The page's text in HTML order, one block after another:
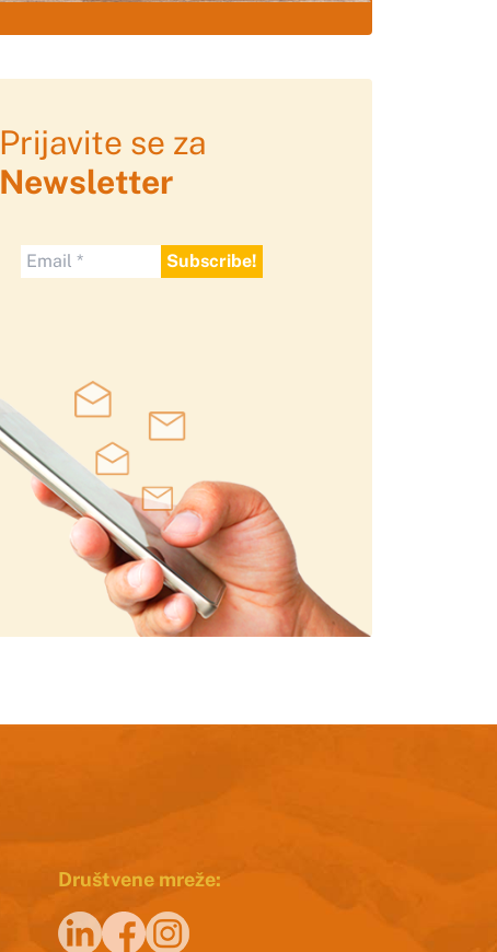
Prijavite se za
Newsletter
Društvene mreže: